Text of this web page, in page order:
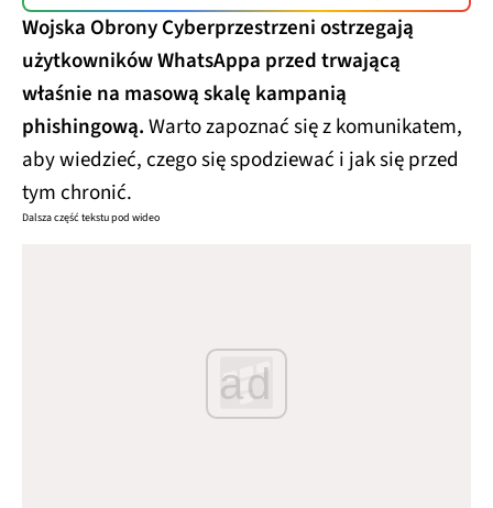
Wojska Obrony Cyberprzestrzeni ostrzegają
użytkowników WhatsAppa przed trwającą
właśnie na masową skalę kampanią
phishingową.Warto zapoznać się z komunikatem,
aby wiedzieć, czego się spodziewać i jak się przed
tym chronić.
Dalsza część tekstu pod wideo
ad